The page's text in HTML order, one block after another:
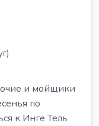
и мойщики
по
к Инге Тель